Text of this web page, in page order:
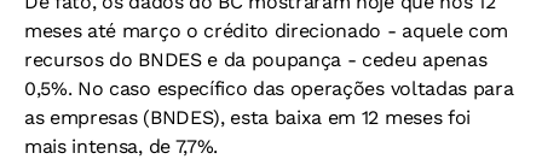
meses até março o crédito direcionado - aquele com
recursos do BNDES e da poupança - cedeu apenas
0,5%. No caso específico das operações voltadas para
as empresas (BNDES), esta baixa em 12 meses foi
mais intensa, de 7,7%.